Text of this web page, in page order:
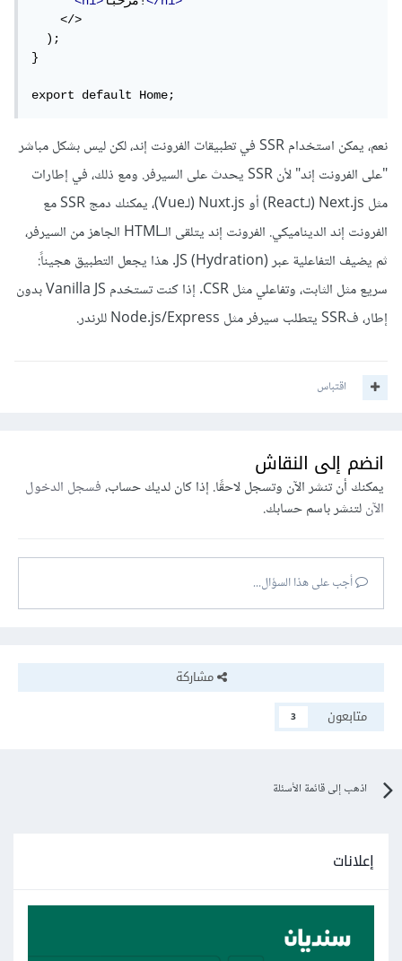
    </>
  );
}
export default Home;
نعم، يمكن استخدام SSR في تطبيقات الفرونت إند، لكن ليس بشكل مباشر
"على الفرونت إند" لأن SSR يحدث على السيرفر. ومع ذلك، في إطارات
مثل Next.js (لـReact) أو Nuxt.js (لـVue)، يمكنك دمج SSR مع
الفرونت إند الديناميكي. الفرونت إند يتلقى الـHTML الجاهز من السيرفر،
ثم يضيف التفاعلية عبر JS (Hydration). هذا يجعل التطبيق هجيناً:
سريع مثل الثابت، وتفاعلي مثل CSR. إذا كنت تستخدم Vanilla JS بدون
إطار، فSSR يتطلب سيرفر مثل Node.js/Express للرندر.
اقتباس
انضم إلى النقاش
يمكنك أن تنشر الآن وتسجل لاحقًا. إذا كان لديك حساب،فسجل الدخول
الآنلتنشر باسم حسابك.
أجب على هذا السؤال...
مشاركة
متابعون
3
اذهب إلى قائمة الأسئلة
إعلانات